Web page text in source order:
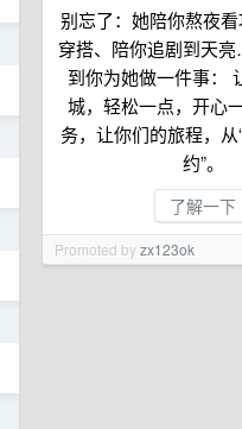
别忘了：她陪你熬夜
穿搭、陪你追剧到天
到你为她做一件事：
城，轻松一点，开心
务，让你们的旅程，从
约”。
了解一下
Promoted byzx123ok